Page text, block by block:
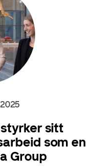
sitt
som en
Group